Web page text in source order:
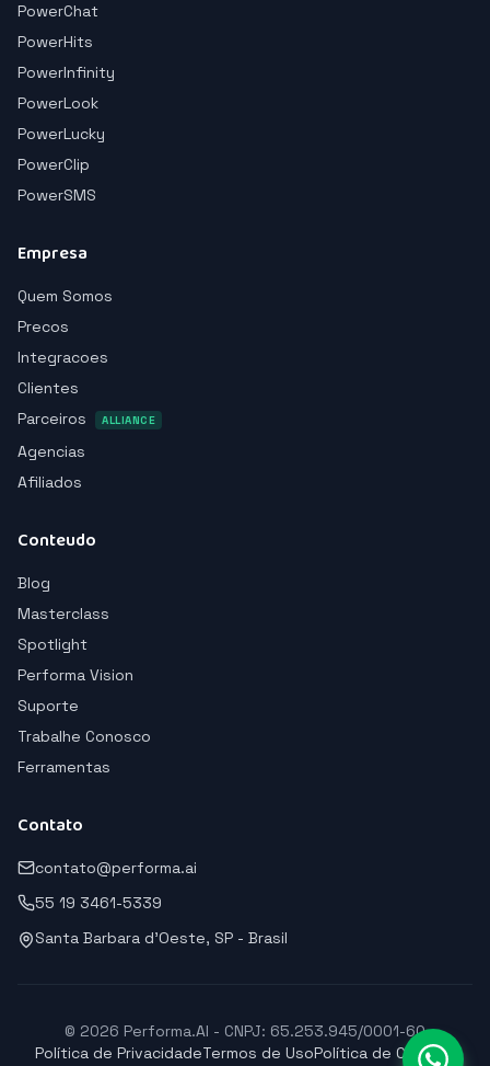
PowerChat
PowerHits
PowerInfinity
PowerLook
PowerLucky
PowerClip
PowerSMS
Empresa
Quem Somos
Precos
Integracoes
Clientes
Parceiros
ALLIANCE
Agencias
Afiliados
Conteudo
Blog
Masterclass
Spotlight
Performa Vision
Suporte
Trabalhe Conosco
Ferramentas
Contato
contato@performa.ai
55 19 3461-5339
Santa Barbara d'Oeste, SP - Brasil
© 2026 Performa.AI - CNPJ: 65.253.945/0001-60
Política de PrivacidadeTermos de UsoPolítica de Cookies